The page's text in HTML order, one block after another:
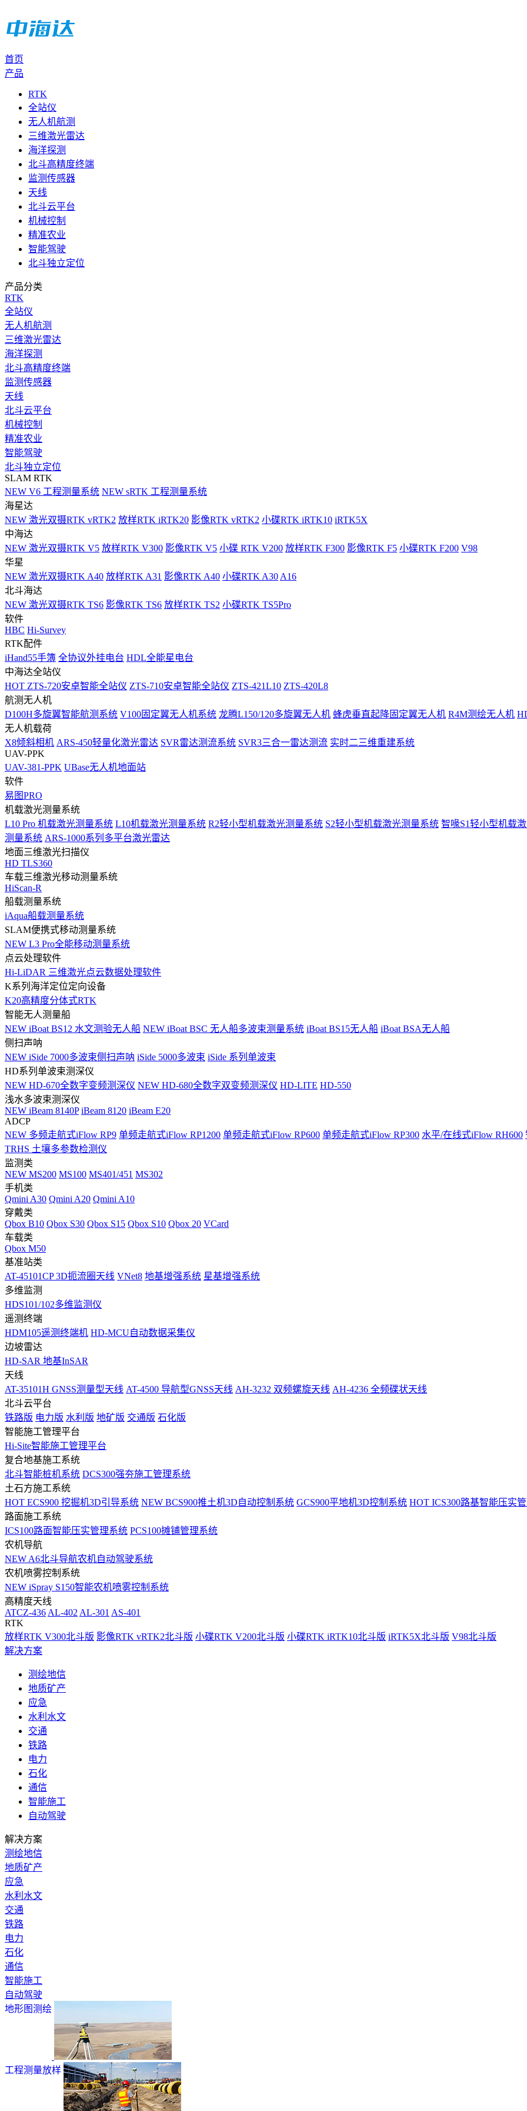
首页
产品
RTK
全站仪
无人机航测
三维激光雷达
海洋探测
北斗高精度终端
监测传感器
天线
北斗云平台
机械控制
精准农业
智能驾驶
北斗独立定位
产品分类
RTK
全站仪
无人机航测
三维激光雷达
海洋探测
北斗高精度终端
监测传感器
天线
北斗云平台
机械控制
精准农业
智能驾驶
北斗独立定位
SLAM RTK
NEW V6 工程测量系统 NEW sRTK 工程测量系统
海星达
NEW 激光双摄RTK vRTK2 放样RTK iRTK20 影像RTK vRTK2 小碟RTK iRTK10 iRTK5X
中海达
NEW 激光双摄RTK V5 放样RTK V300 影像RTK V5 小碟 RTK V200 放样RTK F300 影像RTK F5 小碟RTK F200 V98
华星
NEW 激光双摄RTK A40 放样RTK A31 影像RTK A40 小碟RTK A30 A16
北斗海达
NEW 激光双摄RTK TS6 影像RTK TS6 放样RTK TS2 小碟RTK TS5Pro
软件
HBC Hi-Survey
RTK配件
iHand55手簿 全协议外挂电台 HDL全能星电台
中海达全站仪
HOT ZTS-720安卓智能全站仪 ZTS-710安卓智能全站仪 ZTS-421L10 ZTS-420L8
航测无人机
D100H多旋翼智能航测系统 V100固定翼无人机系统 龙腾L150/120多旋翼无人机 蜂虎垂直起降固定翼无人机 R4M测绘无人机
无人机载荷
X8倾斜相机 ARS-450轻量化激光雷达 SVR雷达测流系统 SVR3三合一雷达测流 实时二三维重建系统
UAV-PPK
UAV-381-PPK UBase无人机地面站
软件
易图PRO
机载激光测量系统
L10 Pro 机载激光测量系统 L10机载激光测量系统 R2轻小型机载激光测量系统 S2轻小型机载激光测量系统 智喙S1轻小型机载
测量系统 ARS-1000系列多平台激光雷达
地面三维激光扫描仪
HD TLS360
车载三维激光移动测量系统
HiScan-R
船载测量系统
iAqua船载测量系统
SLAM便携式移动测量系统
NEW L3 Pro全能移动测量系统
点云处理软件
Hi-LiDAR 三维激光点云数据处理软件
K系列海洋定位定向设备
K20高精度分体式RTK
智能无人测量船
NEW iBoat BS12 水文测验无人船 NEW iBoat BSC 无人船多波束测量系统 iBoat BS15无人船 iBoat BSA无人船
侧扫声呐
NEW iSide 7000多波束侧扫声呐 iSide 5000多波束 iSide 系列单波束
HD系列单波束测深仪
NEW HD-670全数字变频测深仪 NEW HD-680全数字双变频测深仪 HD-LITE HD-550
浅水多波束测深仪
NEW iBeam 8140P iBeam 8120 iBeam E20
ADCP
NEW 多频走航式iFlow RP9 单频走航式iFlow RP1200 单频走航式iFlow RP600 单频走航式iFlow RP300 水平/在线式iFlow RH600
TRHS 土壤多参数检测仪
监测类
NEW MS200 MS100 MS401/451 MS302
手机类
Qmini A30 Qmini A20 Qmini A10
穿戴类
Qbox B10 Qbox S30 Qbox S15 Qbox S10 Qbox 20 VCard
车载类
Qbox M50
基准站类
AT-45101CP 3D扼流圈天线 VNet8 地基增强系统 星基增强系统
多维监测
HDS101/102多维监测仪
遥测终端
HDM105遥测终端机 HD-MCU自动数据采集仪
边坡雷达
HD-SAR 地基InSAR
天线
AT-35101H GNSS测量型天线 AT-4500 导航型GNSS天线 AH-3232 双频螺旋天线 AH-4236 全频碟状天线
北斗云平台
铁路版 电力版 水利版 地矿版 交通版 石化版
智能施工管理平台
Hi-Site智能施工管理平台
复合地基施工系统
北斗智能桩机系统 DCS300强夯施工管理系统
土石方施工系统
HOT ECS900 挖掘机3D引导系统 NEW BCS900推土机3D自动控制系统 GCS900平地机3D控制系统 HOT ICS300路基智能压实
路面施工系统
ICS100路面智能压实管理系统 PCS100摊铺管理系统
农机导航
NEW A6北斗导航农机自动驾驶系统
农机喷雾控制系统
NEW iSpray S150智能农机喷雾控制系统
高精度天线
ATCZ-436 AL-402 AL-301 AS-401
RTK
放样RTK V300北斗版 影像RTK vRTK2北斗版 小碟RTK V200北斗版 小碟RTK iRTK10北斗版 iRTK5X北斗版 V98北斗版
解决方案
测绘地信
地质矿产
应急
水利水文
交通
铁路
电力
石化
通信
智能施工
自动驾驶
解决方案
测绘地信
地质矿产
应急
水利水文
交通
铁路
电力
石化
通信
智能施工
自动驾驶
地形图测绘
工程测量放样